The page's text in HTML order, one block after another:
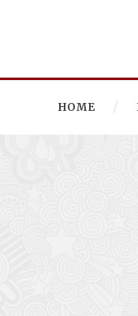
HOME